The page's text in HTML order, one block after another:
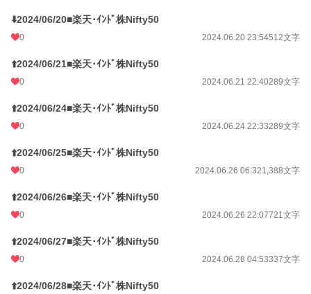
⬇️2024/06/20■楽天･ｲﾝﾄﾞ株Nifty50
0 2024.06.20 23:54512文字
⬆️2024/06/21■楽天･ｲﾝﾄﾞ株Nifty50
0 2024.06.21 22:40289文字
⬆️2024/06/24■楽天･ｲﾝﾄﾞ株Nifty50
0 2024.06.24 22:33289文字
⬆️2024/06/25■楽天･ｲﾝﾄﾞ株Nifty50
0 2024.06.26 06:321,388文字
⬆️2024/06/26■楽天･ｲﾝﾄﾞ株Nifty50
0 2024.06.26 22:07721文字
⬆️2024/06/27■楽天･ｲﾝﾄﾞ株Nifty50
0 2024.06.28 04:53337文字
⬆️2024/06/28■楽天･ｲﾝﾄﾞ株Nifty50